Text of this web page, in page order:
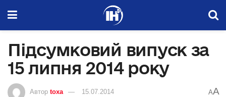
Підсумковий випуск за
15 липня 2014 року
Автор toxa 15.07.2014 AA